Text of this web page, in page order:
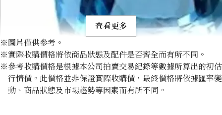
Aquamarine ring 29.87 ct
查看更多
※圖片僅供參考。
※實際收購價格將依商品狀態及配件是否齊全而有所不同。
※參考收購價格是根據本公司拍賣交易紀錄等數據所算出的初估
行情價。此價格並非保證實際收購價，最終價格將依據匯率變
動、商品狀態及市場趨勢等因素而有所不同。